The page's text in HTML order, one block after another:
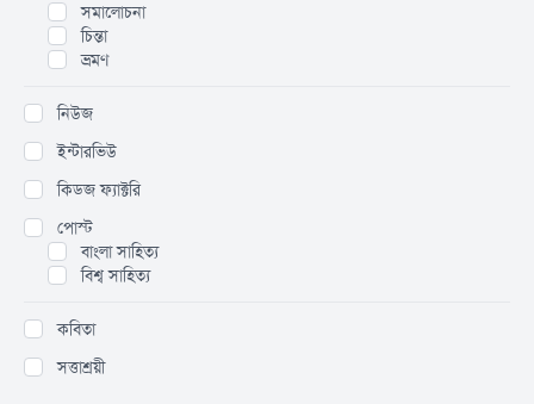
সমালোচনা
চিন্তা
ভ্রমণ
নিউজ
ইন্টারভিউ
কিডজ ফ্যাক্টরি
পোস্ট
বাংলা সাহিত্য
বিশ্ব সাহিত্য
কবিতা
সত্তাশ্রয়ী